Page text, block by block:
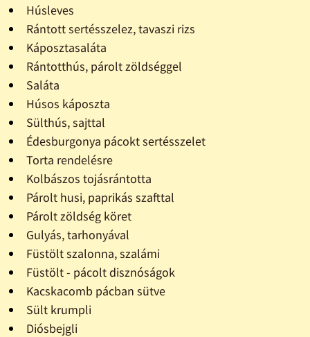
Húsleves
Rántott sertésszelez, tavaszi rizs
Káposztasaláta
Rántotthús, párolt zöldséggel
Saláta
Húsos káposzta
Sülthús, sajttal
Édesburgonya pácokt sertésszelet
Torta rendelésre
Kolbászos tojásrántotta
Párolt husi, paprikás szafttal
Párolt zöldség köret
Gulyás, tarhonyával
Füstölt szalonna, szalámi
Füstölt - pácolt disznóságok
Kacskacomb pácban sütve
Sült krumpli
Diósbejgli